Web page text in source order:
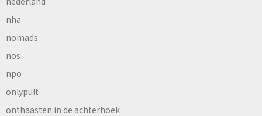
nha
nomads
nos
npo
onlypult
onthaasten in de achterhoek